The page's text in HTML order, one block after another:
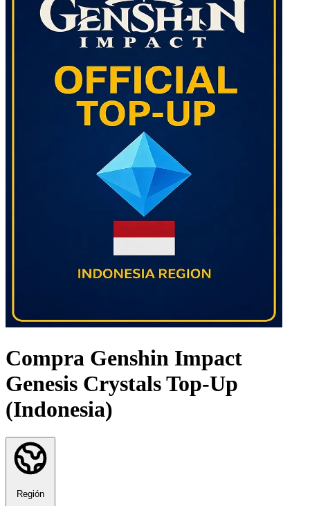
Compra Genshin Impact
Genesis Crystals Top-Up
(Indonesia)
Región